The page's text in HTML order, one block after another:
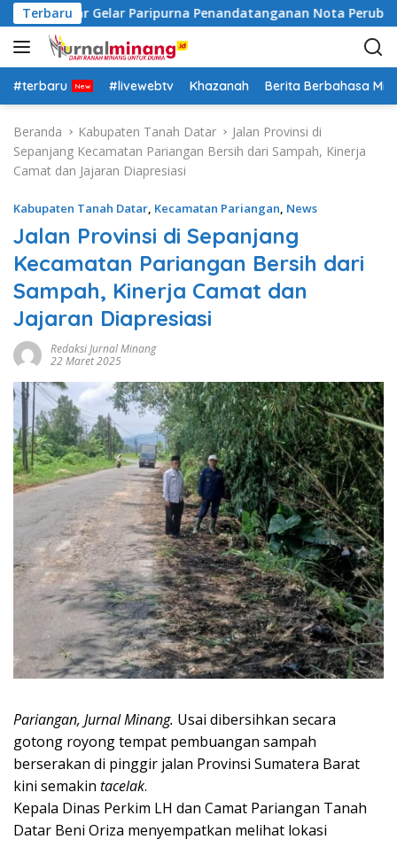
a
g
u
Terbaru
Datar Gelar Paripurna Penandatanganan Nota
#terbaru #livewebtv Khazanah Berita Berbahasa
Beranda Kabupaten Tanah Datar
Jalan Provinsi di
Sepanjang Kecamatan Pariangan Bersih dari Sampah, Kinerja
Camat dan Jajaran Diapresiasi
Kabupaten Tanah Datar, Kecamatan Pariangan, News
Jalan Provinsi di Sepanjang
Kecamatan Pariangan Bersih dari
Sampah, Kinerja Camat dan
Jajaran Diapresiasi
Redaksi Jurnal Minang
22 Maret 2025
Pariangan, Jurnal Minang. Usai dibersihkan secara
gotong royong tempat pembuangan sampah
berserakan di pinggir jalan Provinsi Sumatera Barat
kini semakin tacelak.
Kepala Dinas Perkim LH dan Camat Pariangan Tanah
Datar Beni Oriza menyempatkan melihat lokasi